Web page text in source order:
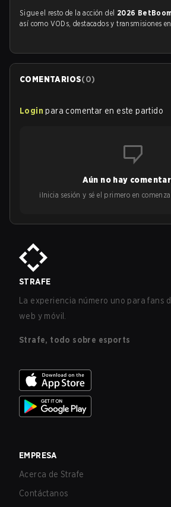
Sigue el resto de la acción del 2026
así como VODs, destacados y transmisiones
COMENTARIOS(0)
Login para comentar en este partido
Aún no hay
¡Inicia sesión y sé el primero en
STRAFE
La experiencia número uno para fans
web y móvil.
Strafe, todo sobre esports
EMPRESA
Acerca de Strafe
Contáctanos